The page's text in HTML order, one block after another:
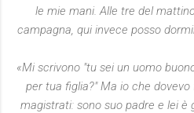
le mie mani. Alle tre del
campagna, qui invece posso
«Mi scrivono "tu sei un uomo
per tua figlia?" Ma io che
magistrati: sono suo padre e lei è